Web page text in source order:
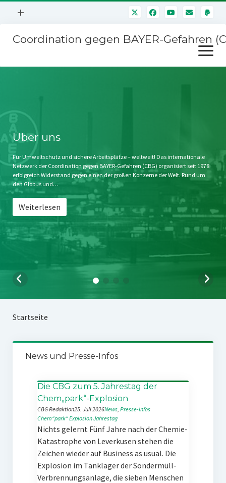
Menü
+
Mitmachen
Kontakt
Impressum
Störfälle
Coordination gegen BAYER-Gefahren
Menü
öffnen
Stichwort BAYER
Jahrestagung
SPENDEN
Über uns
Für Umweltschutz und sichere Arbeitsplätze – weltweit! Das internationale
Netzwerk der Coordination gegen BAYER-Gefahren (CBG) organisiert seit 1978
erfolgreich Widerstand gegen einen der großen Konzerne der Welt. Rund um
den Globus und…
Weiterlesen
Startseite
News und Presse-Infos
Die CBG zum 5. Jahrestag der
Chem„park“-Explosion
CBG Redaktion25. Juli 2026News, Presse-Infos
Chem“park“ExplosionJahrestag
Nichts gelernt Fünf Jahre nach der Chemie-
Katastrophe von Leverkusen stehen die
Zeichen wieder auf Business as usual. Die
Explosion im Tanklager der Sondermüll-
Verbrennungsanlage, die sieben Menschen